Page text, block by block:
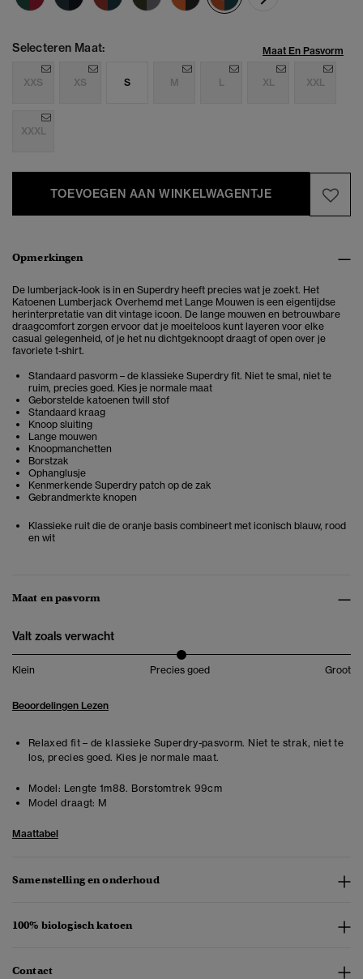
Selecteren Maat: Maat En Pasvorm
XXS XS S M L XL XXL
XXXL
TOEVOEGEN AAN WINKELWAGENTJE
Opmerkingen
De lumberjack-look is in en Superdry heeft precies wat je zoekt. Het
Katoenen Lumberjack Overhemd met Lange Mouwen is een eigentijdse
herinterpretatie van dit vintage icoon. De lange mouwen en betrouwbare
draagcomfort zorgen ervoor dat je moeiteloos kunt layeren voor elke
casual gelegenheid, of je het nu dichtgeknoopt draagt of open over je
favoriete t-shirt.
Standaard pasvorm – de klassieke Superdry fit. Niet te smal, niet te
ruim, precies goed. Kies je normale maat
Geborstelde katoenen twill stof
Standaard kraag
Knoop sluiting
Lange mouwen
Knoopmanchetten
Borstzak
Ophanglusje
Kenmerkende Superdry patch op de zak
Gebrandmerkte knopen
Klassieke ruit die de oranje basis combineert met iconisch blauw, rood
en wit
Maat en pasvorm
Valt zoals verwacht
Klein Precies goed Groot
Beoordelingen Lezen
Relaxed fit – de klassieke Superdry-pasvorm. Niet te strak, niet te
los, precies goed. Kies je normale maat.
Model: Lengte 1m88. Borstomtrek 99cm
Model draagt: M
Maattabel
Samenstelling en onderhoud
100% biologisch katoen
Contact